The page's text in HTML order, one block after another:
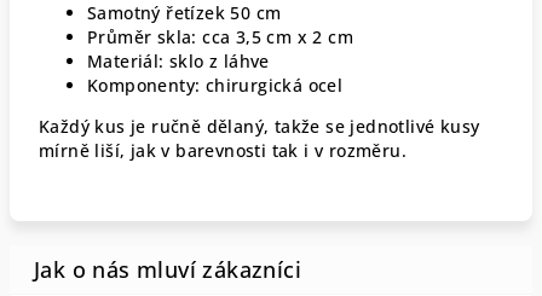
Samotný řetízek 50 cm
Průměr skla: cca 3,5 cm x 2 cm
Materiál: sklo z láhve
Komponenty: chirurgická ocel
Každý kus je ručně dělaný, takže se jednotlivé kusy
mírně liší, jak v barevnosti tak i v rozměru.